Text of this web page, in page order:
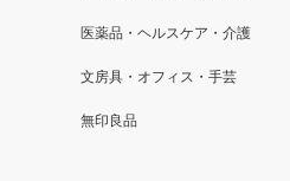
医薬品・ヘルスケア・介護
文房具・オフィス・手芸
無印良品